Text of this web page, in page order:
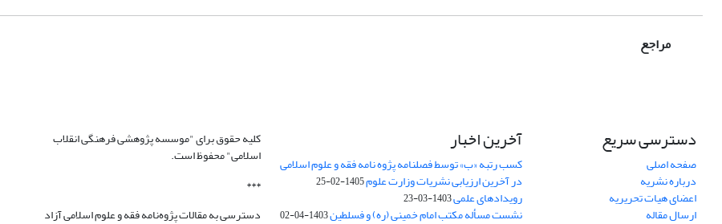
مراجع
دسترسی سریع
صفحه اصلی
درباره نشریه
اعضای هیات تحریریه
ارسال مقاله
آخرین اخبار
کسب رتبه «ب» توسط فصلنامه پژوه نامه فقه و علوم اسلامی
در آخرین ارزیابی نشریات وزارت علوم1405-02-25
رویدادهای علمی1403-03-23
نشست مسأله مکتب امام خمینی (ره) و فسلطین1403-04-02
کلیه حقوق برای "موسسه پژوهشی فرهنگی انقلاب
اسلامی" محفوظ است.
***
دسترسی به مقالات پژوه‌نامه فقه و علوم اسلامی آزاد